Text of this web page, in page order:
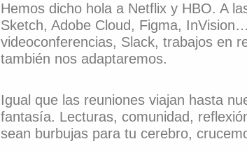
Hemos dicho hola a Netflix y HBO. A
Sketch, Adobe Cloud, Figma,
videoconferencias, Slack, trabajos en
también nos adaptaremos.
Igual que las reuniones viajan hasta
fantasía. Lecturas, comunidad,
sean burbujas para tu cerebro,